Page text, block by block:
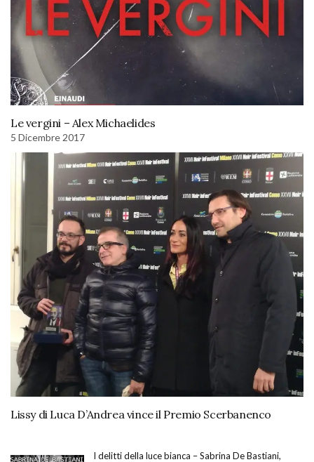
Le vergini – Alex Michaelides
5 Dicembre 2017
Lissy di Luca D’Andrea vince il Premio Scerbanenco
I delitti della luce bianca – Sabrina De Bastiani,